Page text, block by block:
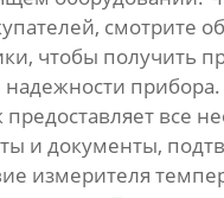
смотрите
чтобы получить
надежности
предоставляет все
и документы,
измерителя